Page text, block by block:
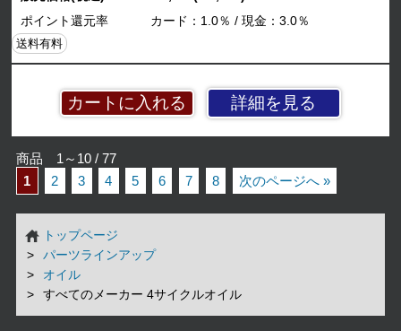
詳細を見る
ポイント還元率
カード：1.0％ / 現金：3.0％
送料有料
商品 1～10 / 77
1
2 3 4 5 6 7 8 次のページへ »
トップページ
パーツラインアップ
オイル
すべてのメーカー 4サイクルオイル